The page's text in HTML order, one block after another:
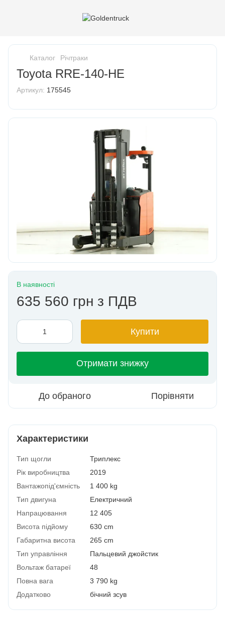
Каталог Річтраки
Toyota RRE-140-HE
Артикул: 175545
В наявності
635 560 грн з ПДВ
Купити
Отримати знижку
До обраного Порівняти
Характеристики
Тип щогли
Триплекс
Рік виробництва
2019
Вантажопід'ємність
1 400 kg
Тип двигуна
Електричний
Напрацювання
12 405
Висота підйому
630 cm
Габаритна висота
265 cm
Тип управління
Пальцевий джойстик
Вольтаж батареї
48
Повна вага
3 790 kg
Додатково
бічний зсув